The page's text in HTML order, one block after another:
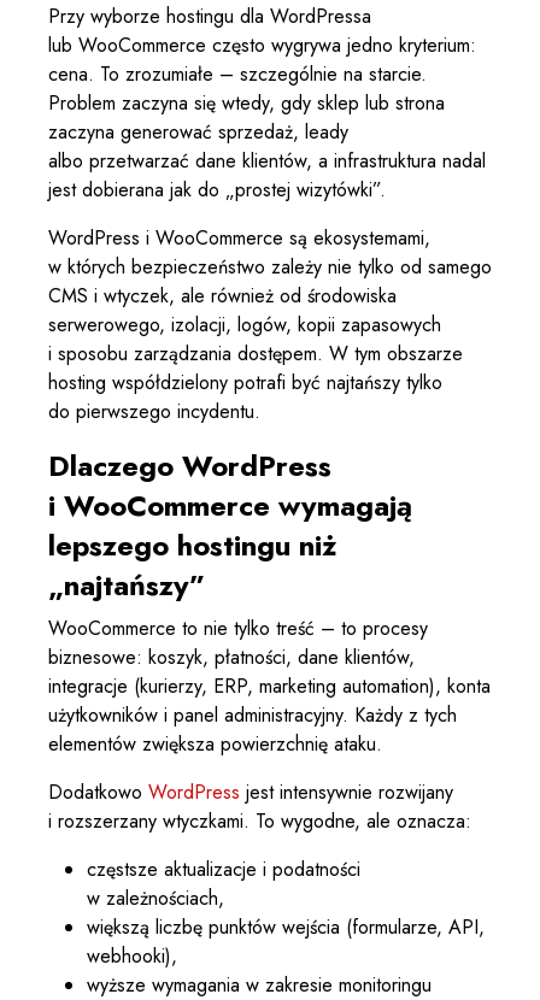
Przy wyborze hostingu dla WordPressa
lub WooCommerce często wygrywa jedno kryterium:
cena. To zrozumiałe – szczególnie na starcie.
Problem zaczyna się wtedy, gdy sklep lub strona
zaczyna generować sprzedaż, leady
albo przetwarzać dane klientów, a infrastruktura nadal
jest dobierana jak do „prostej wizytówki”.
WordPress i WooCommerce są ekosystemami,
w których bezpieczeństwo zależy nie tylko od samego
CMS i wtyczek, ale również od środowiska
serwerowego, izolacji, logów, kopii zapasowych
i sposobu zarządzania dostępem. W tym obszarze
hosting współdzielony potrafi być najtańszy tylko
do pierwszego incydentu.
Dlaczego WordPress
i WooCommerce wymagają
lepszego hostingu niż
„najtańszy”
WooCommerce to nie tylko treść – to procesy
biznesowe: koszyk, płatności, dane klientów,
integracje (kurierzy, ERP, marketing automation), konta
użytkowników i panel administracyjny. Każdy z tych
elementów zwiększa powierzchnię ataku.
Dodatkowo WordPress jest intensywnie rozwijany
i rozszerzany wtyczkami. To wygodne, ale oznacza:
częstsze aktualizacje i podatności
w zależnościach,
większą liczbę punktów wejścia (formularze, API,
webhooki),
wyższe wymagania w zakresie monitoringu